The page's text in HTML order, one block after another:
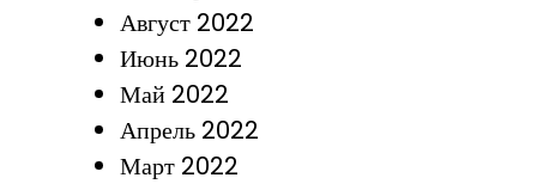
Август 2022
Июнь 2022
Май 2022
Апрель 2022
Март 2022